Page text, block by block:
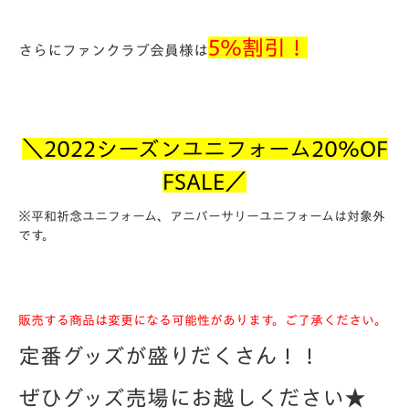
さらに ファンクラブ会員様は5％割引 ！
＼2022シーズンユニフォーム20％OF
FSALE ／
※平和祈念ユニフォーム、アニバーサリーユニフォームは対象外
です。
販売する商品は変更になる可能性があります。ご了承ください。
定番グッズが盛りだくさん！！
ぜひグッズ売場にお越しください★